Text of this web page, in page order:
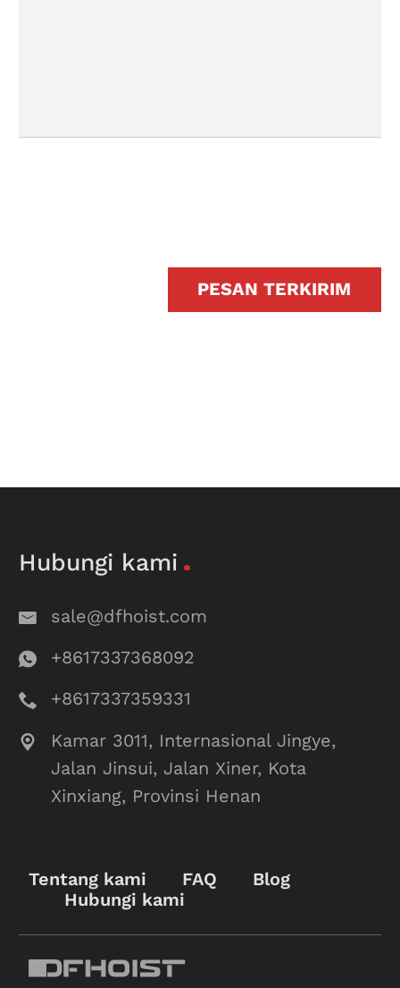
PESAN TERKIRIM
Hubungi kami
sale@dfhoist.com
+8617337368092
+8617337359331
Kamar 3011, Internasional Jingye,
Jalan Jinsui, Jalan Xiner, Kota
Xinxiang, Provinsi Henan
Tentang kami FAQ
Blog
Hubungi kami